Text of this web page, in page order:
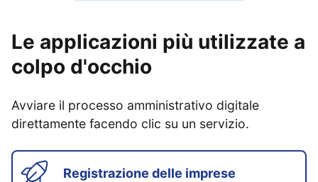
Le applicazioni più utilizzate a
colpo d'occhio
Avviare il processo amministrativo digitale
direttamente facendo clic su un servizio.
Registrazione delle imprese